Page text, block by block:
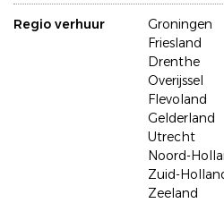
Regio verhuur
Groningen
Friesland
Drenthe
Overijssel
Flevoland
Gelderland
Utrecht
Noord-
Zuid-
Zeeland